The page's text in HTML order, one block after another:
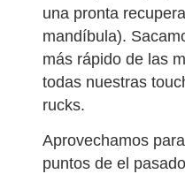
una pronta
mandíbula).
más rápido de las
todas nuestras
rucks.
Aprovechamos
puntos de el